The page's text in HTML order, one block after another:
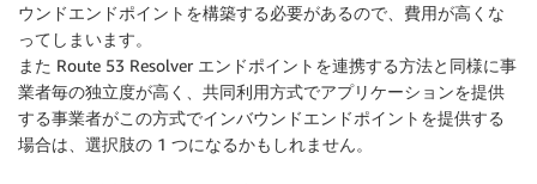
ウンドエンドポイントを構築する必要があるので、費用が高くな
ってしまいます。
また Route 53 Resolver エンドポイントを連携する方法と同様に事
業者毎の独立度が高く、共同利用方式でアプリケーションを提供
する事業者がこの方式でインバウンドエンドポイントを提供する
場合は、選択肢の 1 つになるかもしれません。